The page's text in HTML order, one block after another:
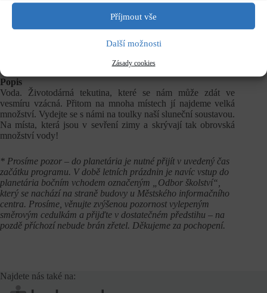
Příjmout vše
Další možnosti
Zásady cookies
Délka programu
Popis
Voda. Životodárná tekutina, které se nám může zdát ve
vesmíru vzácná. Přitom na mnoha místech jí najdeme velká
množství. Vydejte se s námi na toulky naší sluneční soustavou.
Na místa, která jsou v sevření zimy a skrývají tak obrovská
množství vody!
* Prosíme pozor – do planetária je nutné přijít v uvedený čas
začátku programu. V době letních prázdnin je navíc vstup do
planetária bočním vchodem označeným „Odbor školství“,
který se nachází na straně budovy u Městského informačního
centra. Prosíme, věnujte zvýšenou pozornost vylepeným
směrovým cedulkám a přijďte v dostatečném předstihu – na
pozdě příchozí nebude brán zřetel. Děkujeme za pochopení.
Najdete nás také na: